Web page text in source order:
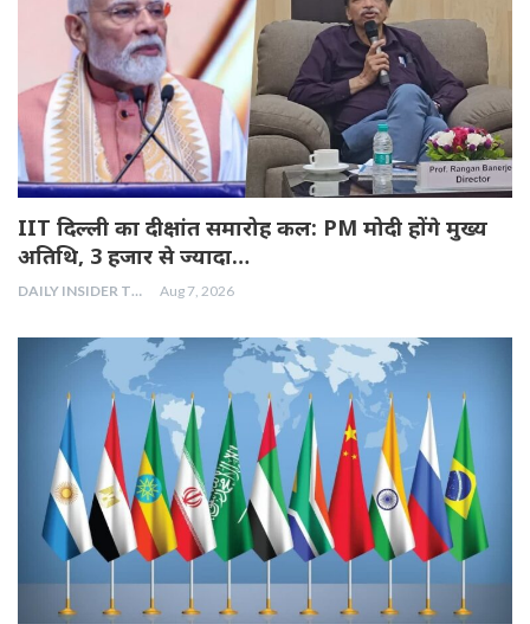
IIT दिल्ली का दीक्षांत समारोह कल: PM मोदी होंगे मुख्य
अतिथि, 3 हजार से ज्यादा…
DAILY INSIDER TEAM Aug 7, 2026